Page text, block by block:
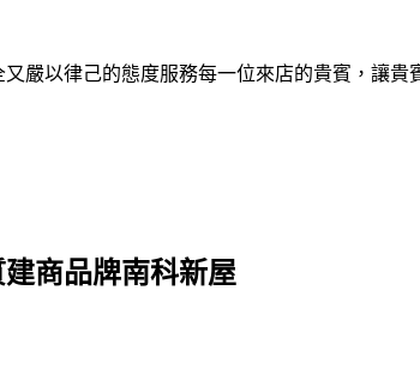
嚴以律己的態度服務每一位來店的貴賓，讓貴
商品牌南科新屋